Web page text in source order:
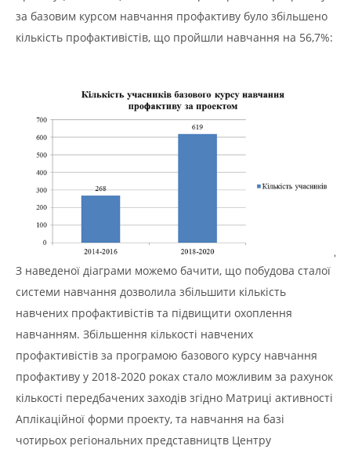
за базовим курсом навчання профактиву було збільшено
кількість профактивістів, що пройшли навчання на 56,7%:
З наведеної діаграми можемо бачити, що побудова сталої
системи навчання дозволила збільшити кількість
навчених профактивістів та підвищити охоплення
навчанням. Збільшення кількості навчених
профактивістів за програмою базового курсу навчання
профактиву у 2018-2020 роках стало можливим за рахунок
кількості передбачених заходів згідно Матриці активності
Аплікаційної форми проекту, та навчання на базі
чотирьох регіональних представництв Центру